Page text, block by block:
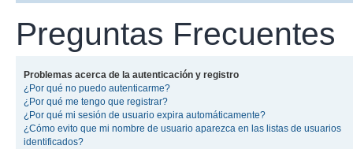
Preguntas Frecuentes
Problemas acerca de la autenticación y registro
¿Por qué no puedo autenticarme?
¿Por qué me tengo que registrar?
¿Por qué mi sesión de usuario expira automáticamente?
¿Cómo evito que mi nombre de usuario aparezca en las listas de usuarios
identificados?